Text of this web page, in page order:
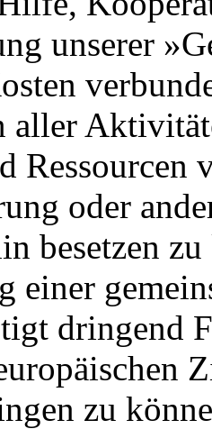
unserer
aller
oder
besetzen
einer
dringend
zu